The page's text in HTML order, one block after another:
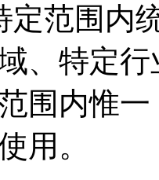
定范围内
、特定
围内惟
用。